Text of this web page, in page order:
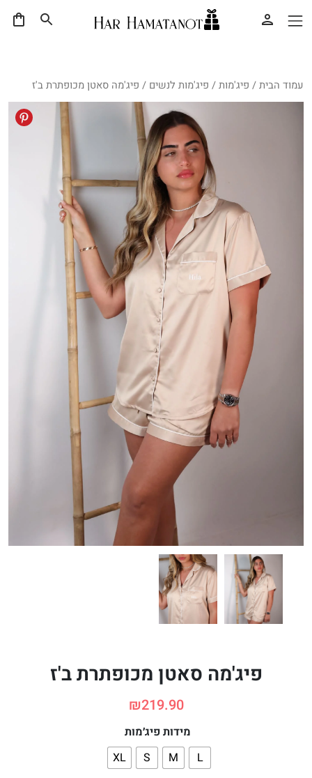
עמוד הבית/ פיג'מות/ פיג'מות לנשים / פיג'מה סאטן מכופתרת ב'ז
פיג'מה סאטן מכופתרת ב'ז
₪219.90
מידות פיג׳מות
L
M
S
XL